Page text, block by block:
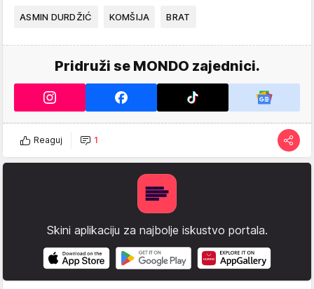
ASMIN DURDŽIĆ KOMŠIJA BRAT
Pridruži se MONDO zajednici.
Reaguj 1
Skini aplikaciju za najbolje iskustvo portala.